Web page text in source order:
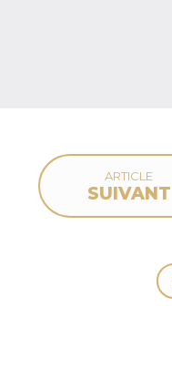
ARTICLE
SUIVANT